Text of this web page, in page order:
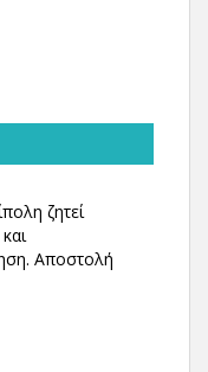
ζητεί
Αποστολή